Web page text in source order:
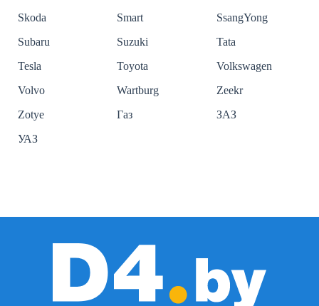
Skoda
Smart
SsangYong
Subaru
Suzuki
Tata
Tesla
Toyota
Volkswagen
Volvo
Wartburg
Zeekr
Zotye
Газ
ЗАЗ
УАЗ